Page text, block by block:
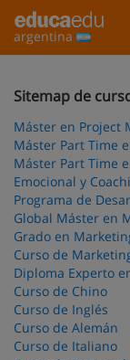
argentina
Sitemap de
Máster en Project
Máster Part Time
Máster Part Time
Emocional y
Programa de
Global Máster en
Grado en
Curso de
Diploma Experto
Curso de Chino
Curso de Inglés
Curso de Alemán
Curso de Italiano